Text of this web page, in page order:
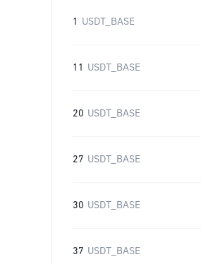
1 USDT_BASE
11 USDT_BASE
20 USDT_BASE
27 USDT_BASE
30 USDT_BASE
37 USDT_BASE